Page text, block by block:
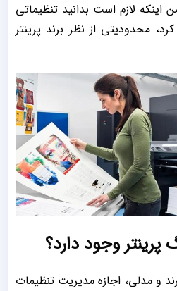
اینکه لازم است بدانید تنظیماتی
محدودیتی از نظر برند پرینتر
پرینتر وجود دارد؟
و مدلی، اجازه مدیریت تنظیمات